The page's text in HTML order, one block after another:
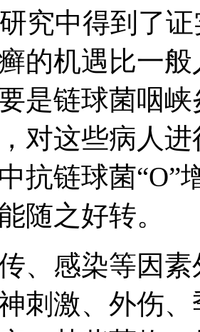
究中得到了
的机遇比一
是链球菌咽
对这些病人
抗链球菌“O”
随之好转。
、感染等因
刺激、外伤